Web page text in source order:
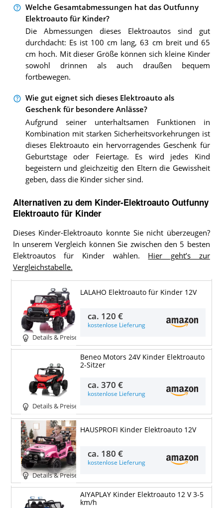
Welche Gesamtabmessungen hat das Outfunny
Elektroauto für Kinder?
Die Abmessungen dieses Elektroautos sind gut
durchdacht: Es ist 100 cm lang, 63 cm breit und 65
cm hoch. Mit dieser Größe können sich kleine Kinder
sowohl drinnen als auch draußen bequem
fortbewegen.
Wie gut eignet sich dieses Elektroauto als
Geschenk für besondere Anlässe?
Aufgrund seiner unterhaltsamen Funktionen in
Kombination mit starken Sicherheitsvorkehrungen ist
dieses Elektroauto ein hervorragendes Geschenk für
Geburtstage oder Feiertage. Es wird jedes Kind
begeistern und gleichzeitig den Eltern die Gewissheit
geben, dass die Kinder sicher sind.
Alternativen zu dem Kinder-Elektroauto Outfunny
Elektroauto für Kinder
Dieses Kinder-Elektroauto konnte Sie nicht überzeugen?
In unserem Vergleich können Sie zwischen den 5 besten
Elektroautos für Kinder wählen. Hier geht’s zur
Vergleichstabelle.
Details & Preise
LALAHO Elektroauto für Kinder 12V
ca. 120 €
kostenlose Lieferung
Details & Preise
Beneo Motors 24V Kinder Elektroauto
2-Sitzer
ca.370 €
kostenlose Lieferung
Details & Preise
HAUSPROFI Kinder Elektroauto 12V
ca. 180 €
kostenlose Lieferung
AIYAPLAY Kinder Elektroauto 12 V 3-5
km/h